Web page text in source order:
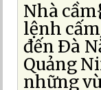
Nhà
lệnh
đến Ðà
Quảng
những